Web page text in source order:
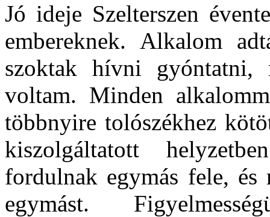
Jó ideje Szelterszen
embereknek. Alkalom
szoktak hívni
voltam. Minden
többnyire tolószékhez
kiszolgáltatott
fordulnak egymás fele, és
egymást.